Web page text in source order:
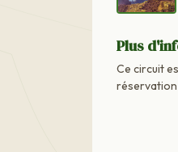
Plus
Ce circuit
réservation